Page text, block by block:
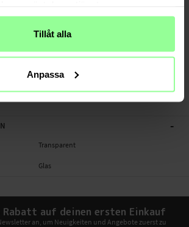
Tillåt alla
Anpassa
-
Transparent
Glas
Rabatt auf deinen ersten Einkauf
an, um Neuigkeiten und Angebote zuerst zu